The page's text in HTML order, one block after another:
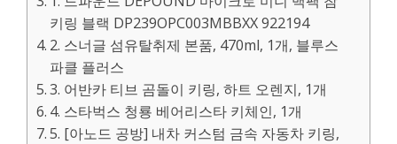
키링 블랙 DP239OPC003MBBXX 922194
2. 스너글 섬유탈취제 본품, 470ml, 1개, 블루스
파클 플러스
3. 어반카 티브 곰돌이 키링, 하트 오렌지, 1개
4. 스타벅스 청룡 베어리스타 키체인, 1개
5. [아노드 공방] 내차 커스텀 금속 자동차 키링,